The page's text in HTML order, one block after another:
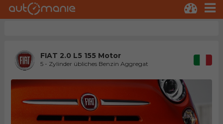
FIAT 2.0 L5 155 Motor
5 - Zylinder übliches Benzin Aggregat